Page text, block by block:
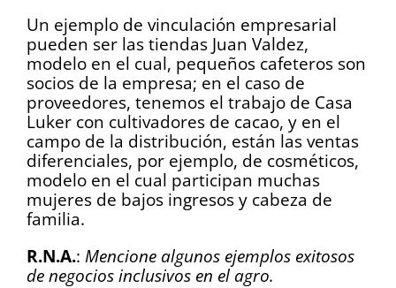
Un ejemplo de vinculación empresarial
pueden ser las tiendas Juan Valdez,
modelo en el cual, pequeños cafeteros son
socios de la empresa; en el caso de
proveedores, tenemos el trabajo de Casa
Luker con cultivadores de cacao, y en el
campo de la distribución, están las ventas
diferenciales, por ejemplo, de cosméticos,
modelo en el cual participan muchas
mujeres de bajos ingresos y cabeza de
familia.
R.N.A.: Mencione algunos ejemplos exitosos
de negocios inclusivos en el agro.